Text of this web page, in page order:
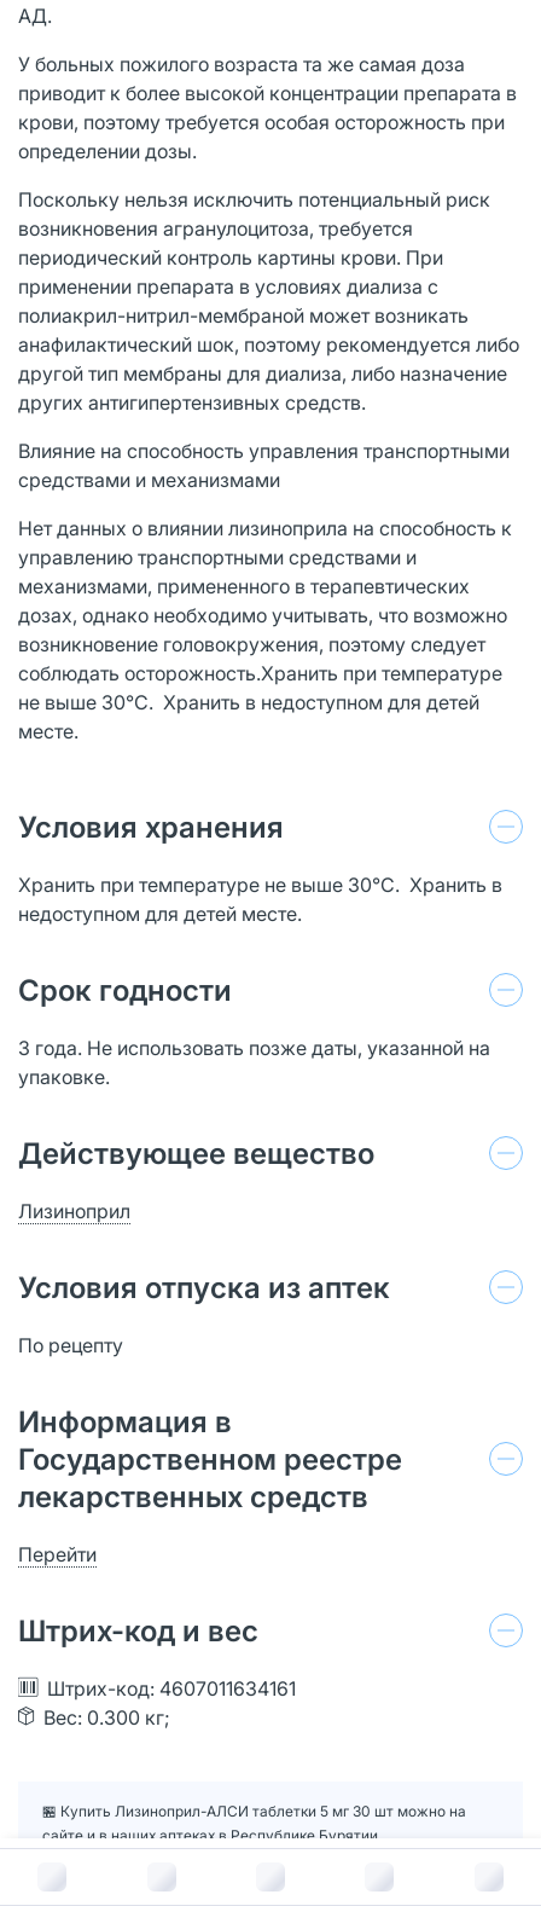
В корзину за
АД.
У больных пожилого возраста та же самая доза
приводит к более высокой концентрации препарата в
крови, поэтому требуется особая осторожность при
определении дозы.
Поскольку нельзя исключить потенциальный риск
возникновения агранулоцитоза, требуется
периодический контроль картины крови. При
применении препарата в условиях диализа с
полиакрил-нитрил-мембраной может возникать
анафилактический шок, поэтому рекомендуется либо
другой тип мембраны для диализа, либо назначение
других антигипертензивных средств.
Влияние на способность управления транспортными
средствами и механизмами
Нет данных о влиянии лизиноприла на способность к
управлению транспортными средствами и
механизмами, примененного в терапевтических
дозах, однако необходимо учитывать, что возможно
возникновение головокружения, поэтому следует
соблюдать осторожность.Хранить при температуре
не выше 30°С. Хранить в недоступном для детей
месте.
Условия хранения
Хранить при температуре не выше 30°С. Хранить в
недоступном для детей месте.
Срок годности
3 года. Не использовать позже даты, указанной на
упаковке.
Действующее вещество
Лизиноприл
Условия отпуска из аптек
По рецепту
Информация в
Государственном реестре
лекарственных средств
Перейти
Штрих-код и вес
Штрих-код: 4607011634161
Вес: 0.300 кг;
🏪 Купить Лизиноприл-АЛСИ таблетки 5 мг 30 шт можно на
сайте и в наших аптеках в Республике Бурятии